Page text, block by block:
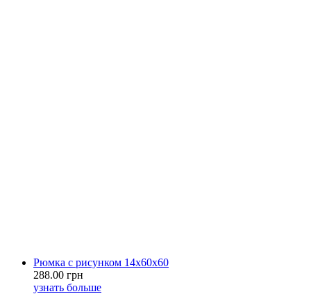
Рюмка с рисунком 14х60х60
288.00 грн
узнать больше